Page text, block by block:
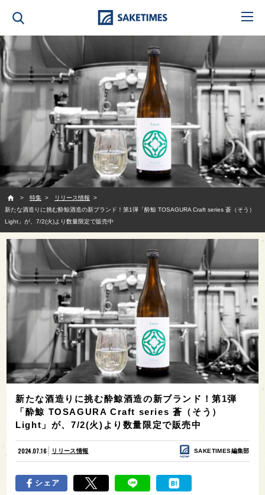
特集
リリース情報
新たな酒造りに挑む酔鯨酒造の新ブランド！第1弾「酔鯨 TOSAGURA Craft series 蒼（そう）
Light」が、7/2(火)より数量限定で販売中
新たな酒造りに挑む酔鯨酒造の新ブランド！第1弾
「酔鯨 TOSAGURA Craft series 蒼（そう）
Light」が、7/2(火)より数量限定で販売中
2024.07.16 リリース情報 SAKETIMES編集部
シェア